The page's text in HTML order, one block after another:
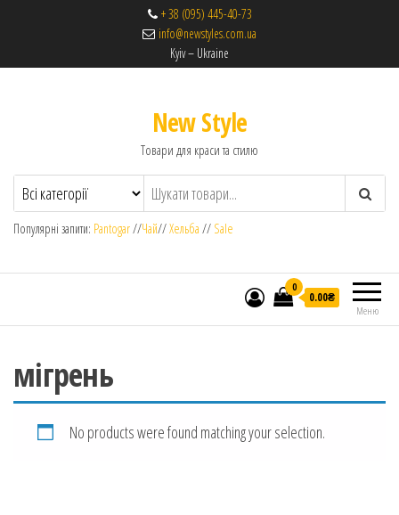
+ 38 (095) 445-40-73
info@newstyles.com.ua
Kyiv – Ukraine
New Style
Товари для краси та стилю
Популярні запити: Pantogar//Чай//Хельба // Sale
Меню
0
0.00₴
мігрень
No products were found matching your selection.